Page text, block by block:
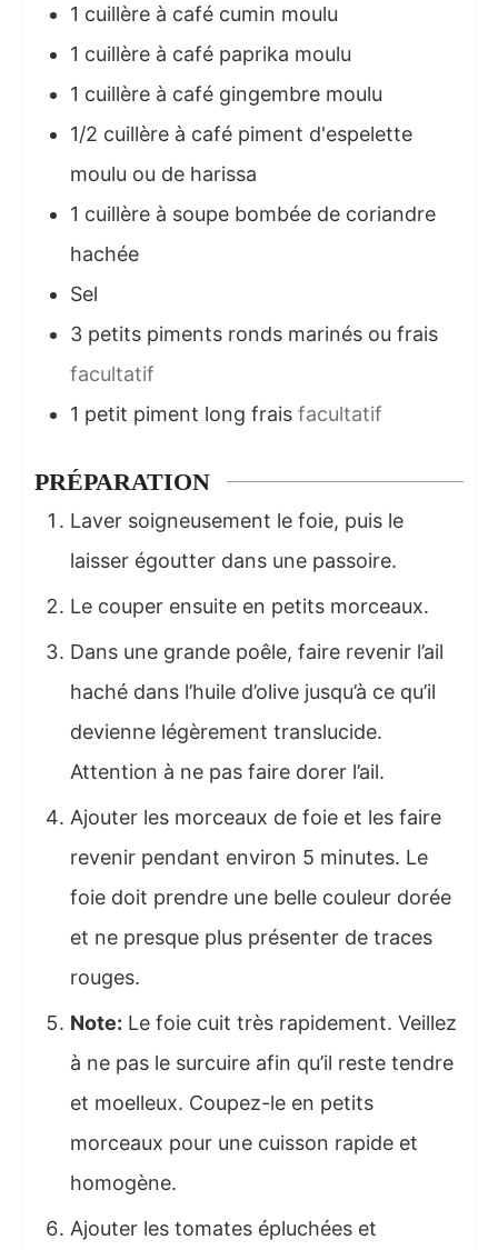
1 cuillère à café cumin moulu
1 cuillère à café paprika moulu
1 cuillère à café gingembre moulu
1/2 cuillère à café piment d'espelette
moulu ou de harissa
1 cuillère à soupe bombée de coriandre
hachée
Sel
3 petits piments ronds marinés ou frais
facultatif
1 petit piment long frais facultatif
PRÉPARATION
Laver soigneusement le foie, puis le
laisser égoutter dans une passoire.
Le couper ensuite en petits morceaux.
Dans une grande poêle, faire revenir l’ail
haché dans l’huile d’olive jusqu’à ce qu’il
devienne légèrement translucide.
Attention à ne pas faire dorer l’ail.
Ajouter les morceaux de foie et les faire
revenir pendant environ 5 minutes. Le
foie doit prendre une belle couleur dorée
et ne presque plus présenter de traces
rouges.
Note: Le foie cuit très rapidement. Veillez
à ne pas le surcuire afin qu’il reste tendre
et moelleux. Coupez-le en petits
morceaux pour une cuisson rapide et
homogène.
Ajouter les tomates épluchées et